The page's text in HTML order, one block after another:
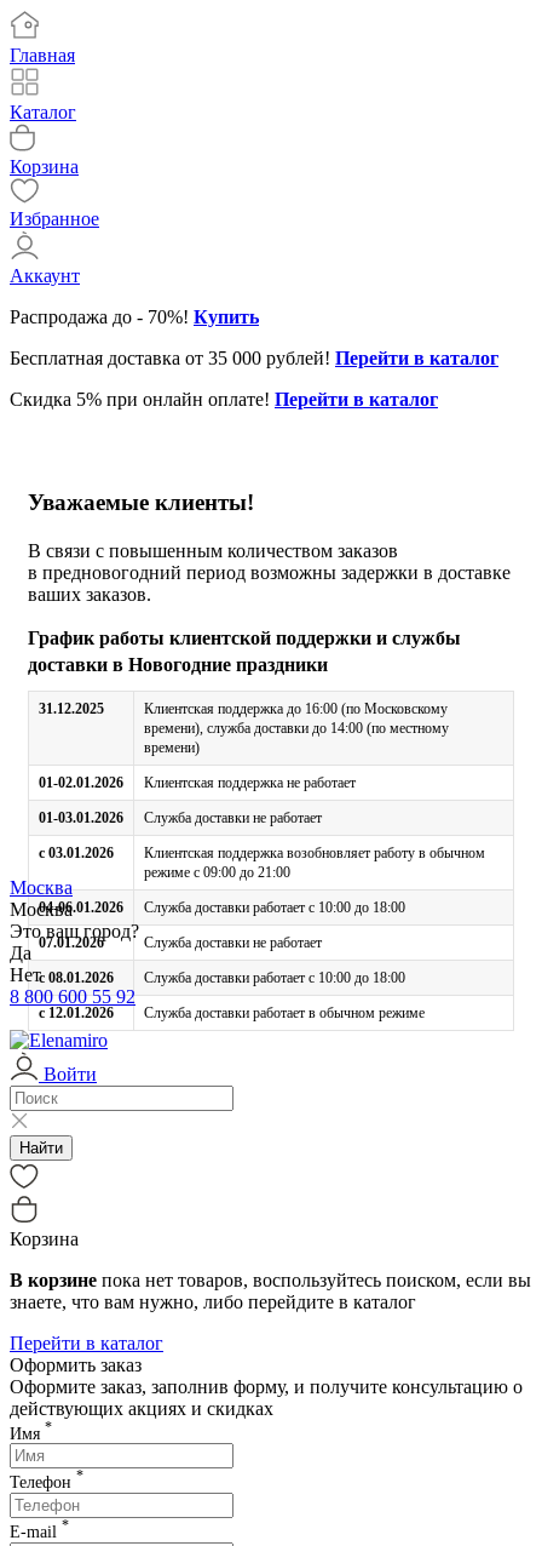
Главная
Каталог
Корзина
Избранное
Аккаунт
Распродажа до - 70%! Купить
Бесплатная доставка от 35 000 рублей! Перейти в каталог
Скидка 5% при онлайн оплате! Перейти в каталог
Уважаемые клиенты!
В связи с повышенным количеством заказов
в предновогодний период возможны задержки в доставке
ваших заказов.
График работы клиентской поддержки и службы
доставки в Новогодние праздники
31.12.2025
Клиентская поддержка до 16:00 (по Московскому
времени), служба доставки до 14:00 (по местному
времени)
01-02.01.2026 Клиентская поддержка не работает
01-03.01.2026 Служба доставки не работает
с 03.01.2026
Клиентская поддержка возобновляет работу в обычном
режиме с 09:00 до 21:00
04-06.01.2026 Служба доставки работает с 10:00 до 18:00
07.01.2026 Служба доставки не работает
с 08.01.2026 Служба доставки работает с 10:00 до 18:00
с 12.01.2026 Служба доставки работает в обычном режиме
Москва
Москва
Это ваш город?
Да
Нет
8 800 600 55 92
Войти
Найти
Корзина
В корзине пока нет товаров, воспользуйтесь поиском, если вы
знаете, что вам нужно, либо перейдите в каталог
Перейти в каталог
Оформить заказ
Оформите заказ, заполнив форму, и получите консультацию о
действующих акциях и скидках
Имя *
Телефон *
E-mail *